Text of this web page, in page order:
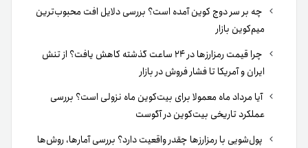
چه بر سر دوج کوین آمده است؟ بررسی دلایل افت محبوب‌ترین
میم‌کوین بازار
چرا قیمت رمزارزها در ۲۴ ساعت گذشته کاهش یافت؟ از تنش
ایران و آمریکا تا فشار فروش در بازار
آیا مرداد ماه معمولا برای بیت‌کوین ماه نزولی است؟ بررسی
عملکرد تاریخی بیت‌کوین در آگوست
پول‌شویی با رمزارزها چقدر واقعیت دارد؟ بررسی آمارها، روش‌ها